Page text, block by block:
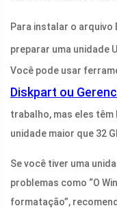
Para instalar o arquivo
preparar uma unidade
Você pode usar
Diskpart ou
trabalho, mas eles
unidade maior que 32
Se você tiver uma
problemas como “O
formatação”,